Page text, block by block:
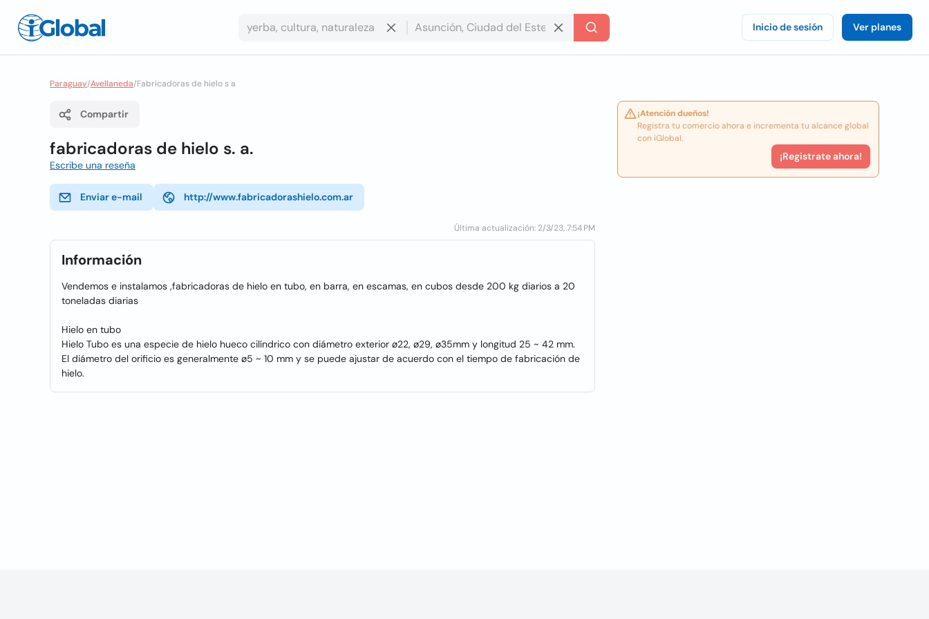
Inicio de sesión Ver planes
Paraguay/Avellaneda/Fabricadoras de hielo s a
Compartir
fabricadoras de hielo s. a.
Escribe una reseña
Enviar e-mail http://www.fabricadorashielo.com.ar
Última actualización: 2/3/23, 7:54 PM
Información
Vendemos e instalamos ,fabricadoras de hielo en tubo, en barra, en escamas, en cubos desde 200 kg diarios a 20
toneladas diarias
Hielo en tubo
Hielo Tubo es una especie de hielo hueco cilíndrico con diámetro exterior ø22, ø29, ø35mm y longitud 25 ~ 42 mm.
El diámetro del orificio es generalmente ø5 ~ 10 mm y se puede ajustar de acuerdo con el tiempo de fabricación de
hielo.
¡Atención dueños!
Registra tu comercio ahora e incrementa tu alcance global
con iGlobal.
¡Registrate ahora!